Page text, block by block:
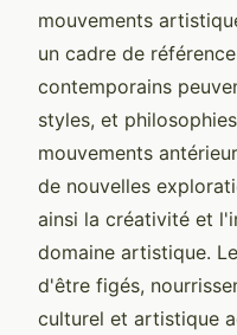
mouvements
un cadre de
contemporains
styles, et
mouvements
de nouvelles
ainsi la créativité et
domaine artistique.
d'être figés,
culturel et artistique